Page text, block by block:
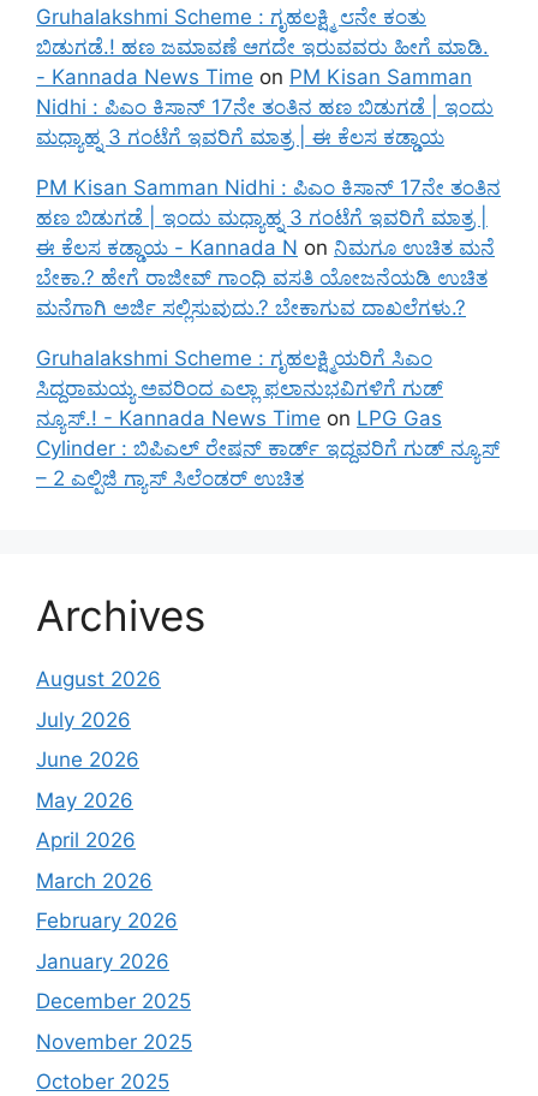
Gruhalakshmi Scheme : ಗೃಹಲಕ್ಷ್ಮಿ ೮ನೇ ಕಂತು
ಬಿಡುಗಡೆ.! ಹಣ ಜಮಾವಣೆ ಆಗದೇ ಇರುವವರು ಹೀಗೆ ಮಾಡಿ.
- Kannada News Time on PM Kisan Samman
Nidhi : ಪಿಎಂ ಕಿಸಾನ್ 17ನೇ ತಂತಿನ ಹಣ ಬಿಡುಗಡೆ | ಇಂದು
ಮಧ್ಯಾಹ್ನ 3 ಗಂಟೆಗೆ ಇವರಿಗೆ ಮಾತ್ರ | ಈ ಕೆಲಸ ಕಡ್ಡಾಯ
PM Kisan Samman Nidhi : ಪಿಎಂ ಕಿಸಾನ್ 17ನೇ ತಂತಿನ
ಹಣ ಬಿಡುಗಡೆ | ಇಂದು ಮಧ್ಯಾಹ್ನ 3 ಗಂಟೆಗೆ ಇವರಿಗೆ ಮಾತ್ರ |
ಈ ಕೆಲಸ ಕಡ್ಡಾಯ - Kannada N on ನಿಮಗೂ ಉಚಿತ ಮನೆ
ಬೇಕಾ.? ಹೇಗೆ ರಾಜೀವ್ ಗಾಂಧಿ ವಸತಿ ಯೋಜನೆಯಡಿ ಉಚಿತ
ಮನೆಗಾಗಿ ಅರ್ಜಿ ಸಲ್ಲಿಸುವುದು.? ಬೇಕಾಗುವ ದಾಖಲೆಗಳು.?
Gruhalakshmi Scheme : ಗೃಹಲಕ್ಷ್ಮಿಯರಿಗೆ ಸಿಎಂ
ಸಿದ್ದರಾಮಯ್ಯ ಅವರಿಂದ ಎಲ್ಲಾ ಫಲಾನುಭವಿಗಳಿಗೆ ಗುಡ್
ನ್ಯೂಸ್.! - Kannada News Time on LPG Gas
Cylinder : ಬಿಪಿಎಲ್ ರೇಷನ್ ಕಾರ್ಡ್ ಇದ್ದವರಿಗೆ ಗುಡ್ ನ್ಯೂಸ್
– 2 ಎಲ್ಪಿಜಿ ಗ್ಯಾಸ್ ಸಿಲೆಂಡರ್ ಉಚಿತ
Archives
August 2026
July 2026
June 2026
May 2026
April 2026
March 2026
February 2026
January 2026
December 2025
November 2025
October 2025